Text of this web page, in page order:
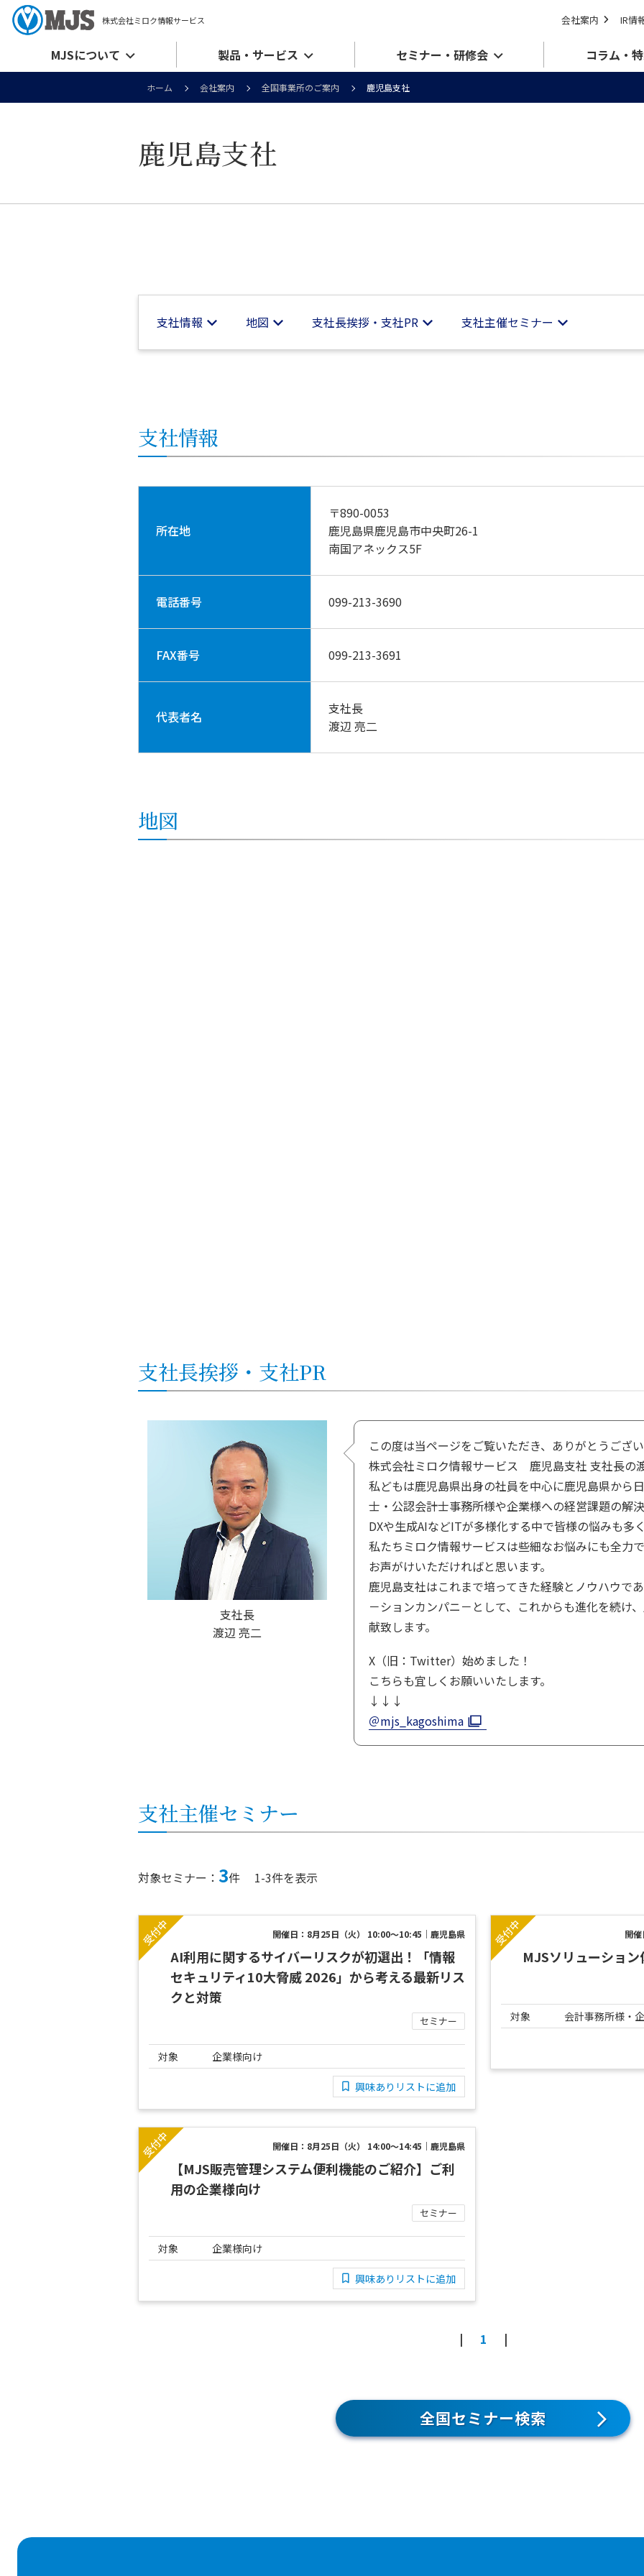
株式会社ミロク情報サービス 会社案内 IR情
MJSについて 製品・サービス セミナー・研修会 コラム・
ホーム 会社案内 全国事業所のご案内 鹿児島支社
鹿児島支社
支社情報 地図 支社長挨拶・支社PR 支社主催セミナー
支社情報
所在地
〒890-0053
鹿児島県鹿児島市中央町26-1
南国アネックス5F
電話番号 099-213-3690
FAX番号 099-213-3691
代表者名
支社長
渡辺 亮二
地図
支社長挨拶・ 支社PR
支社長
渡辺 亮二
この度は当ページをご覧いただき、ありがとうござ
株式会社ミロク情報サービス 鹿児島支社 支社長の
私どもは鹿児島県出身の社員を中心に鹿児島県から
士・公認会計士事務所様や企業様への経営課題の解
DXや生成AIなどITが多様化する中で皆様の悩みも多
私たちミロク情報サービスは些細なお悩みにも全力
お声がけいただければと思います。
鹿児島支社はこれまで培ってきた経験とノウハウで
－ションカンパニ－として、これからも進化を続け
献致します。
X（旧：Twitter）始めました！
こちらも宜しくお願いいたします。
↓↓↓
＠mjs_kagoshima
支社主催セミナー
対象セミナー： 3件 1-3件を表示
開催日：8月25日（火） 10:00～10:45｜鹿児島県
AI利用に関するサイバーリスクが初選出！「情報
セキュリティ10大脅威 2026」から考える最新リス
クと対策
セミナー
対象 企業様向け
興味ありリストに追加
開
MJSソリューショ
対象 会計事務所様・
開催日：8月25日（火） 14:00～14:45｜鹿児島県
【MJS販売管理システム便利機能のご紹介】ご利
用の企業様向け
セミナー
対象 企業様向け
興味ありリストに追加
1
全国セミナー検索